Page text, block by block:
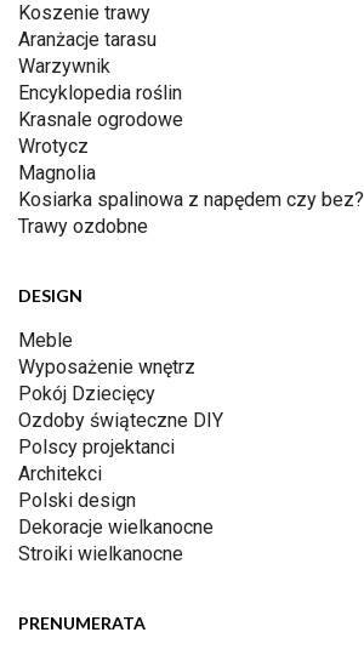
Koszenie trawy
Aranżacje tarasu
Warzywnik
Encyklopedia roślin
Krasnale ogrodowe
Wrotycz
Magnolia
Kosiarka spalinowa z napędem czy bez?
Trawy ozdobne
DESIGN
Meble
Wyposażenie wnętrz
Pokój Dziecięcy
Ozdoby świąteczne DIY
Polscy projektanci
Architekci
Polski design
Dekoracje wielkanocne
Stroiki wielkanocne
PRENUMERATA